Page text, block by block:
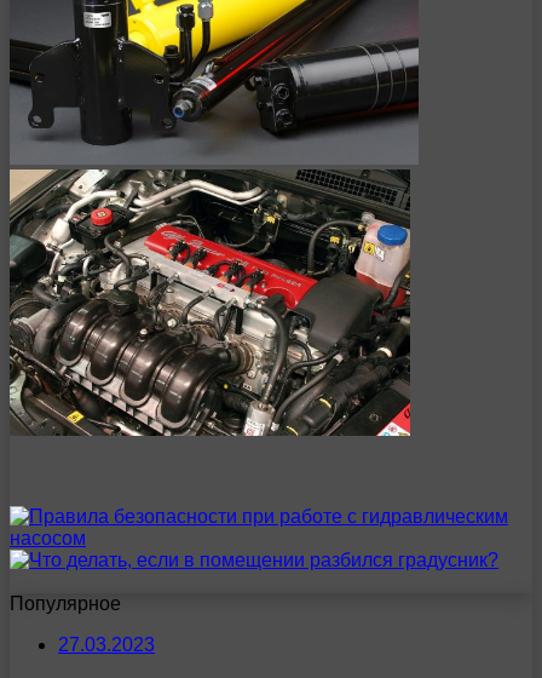
Популярное
27.03.2023